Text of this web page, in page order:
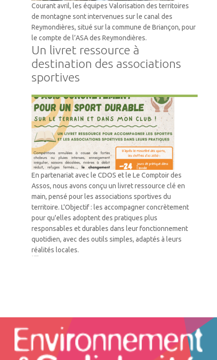
Courant avril, les équipes Valorisation des territoires
de montagne sont intervenues sur le canal des
Reymondières, situé sur la commune de Briançon, pour
le compte de l’ASA des Reymondières.
Un livret ressource à
destination des associations
sportives
Accompagnement
En partenariat avec le CDOS et le Le Comptoir des
Assos, nous avons conçu un livret ressource clé en
main, pensé pour les associations sportives du
territoire. L'Objectif : les accompagner concrètement
pour qu'elles adoptent des pratiques plus
responsables et durables dans leur fonctionnement
quotidien, avec des outils simples, adaptés à leurs
réalités locales.